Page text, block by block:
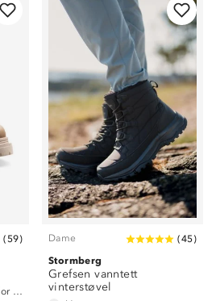
(59)
Varmefôr i sko og såle for ekstra isolering
Dame (45)
Stormberg
Grefsen vanntett
vinterstøvel